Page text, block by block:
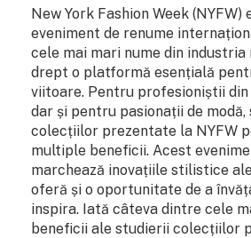
New York Fashion Week (NYFW)
eveniment de renume
cele mai mari nume din industria
drept o platformă esențială
viitoare. Pentru profesioniștii din
dar și pentru pasionații de modă,
colecțiilor prezentate la NYFW
multiple beneficii. Acest
marchează inovațiile stilistice
oferă și o oportunitate de a
inspira. Iată câteva dintre cele
beneficii ale studierii colecțiilor